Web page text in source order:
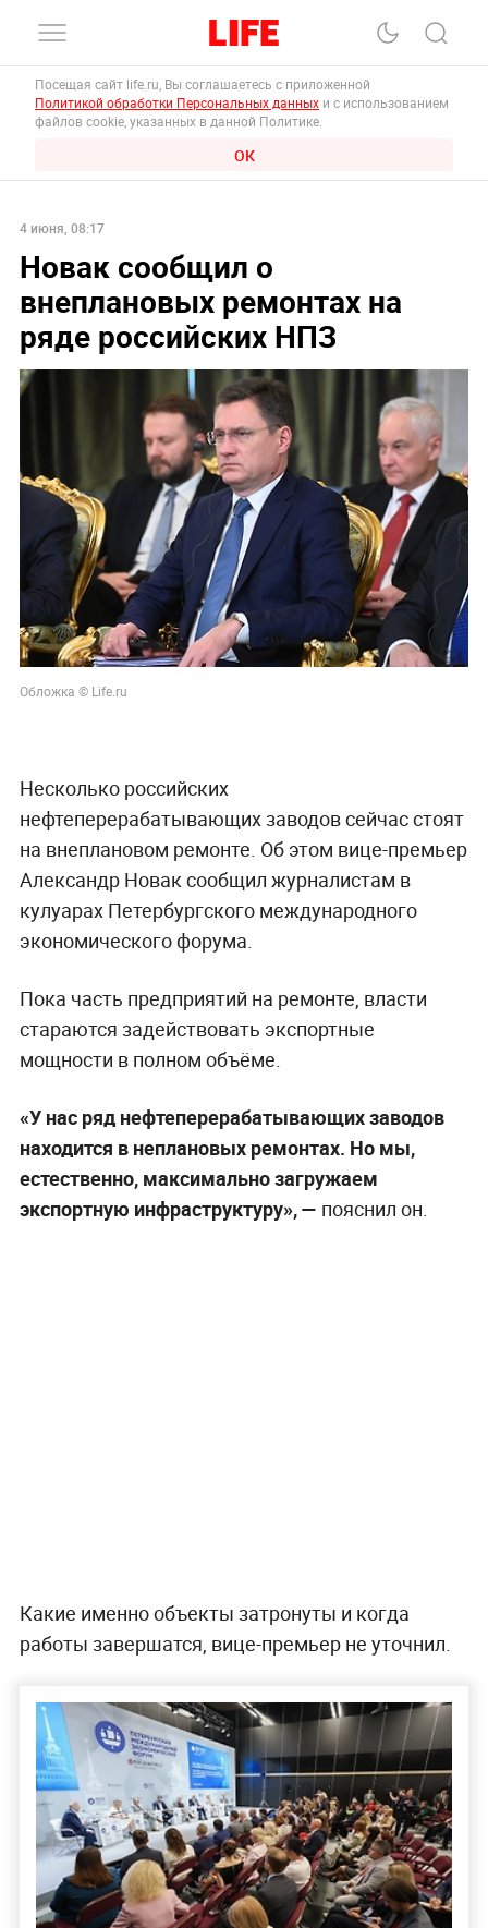
Посещая сайт life.ru, Вы соглашаетесь с приложенной
Политикой обработки Персональных данных и с использованием
файлов cookie, указанных в данной Политике.
ОК
4 июня, 08:17
Новак сообщил о
внеплановых ремонтах на
ряде российских НПЗ
Обложка © Life.ru
Несколько российских
нефтеперерабатывающих заводов сейчас стоят
на внеплановом ремонте. Об этом вице-премьер
Александр Новак сообщил журналистам в
кулуарах Петербургского международного
экономического форума.
Пока часть предприятий на ремонте, власти
стараются задействовать экспортные
мощности в полном объёме.
«У нас ряд нефтеперерабатывающих заводов
находится в неплановых ремонтах. Но мы,
естественно, максимально загружаем
экспортную инфраструктуру», — пояснил он.
Какие именно объекты затронуты и когда
работы завершатся, вице-премьер не уточнил.